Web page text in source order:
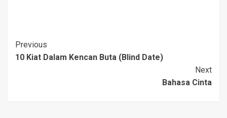
berencana ingin menjual
rumahnya karena
Post
Navigation
Previous
10 Kiat Dalam Kencan Buta (Blind Date)
Next
Bahasa Cinta